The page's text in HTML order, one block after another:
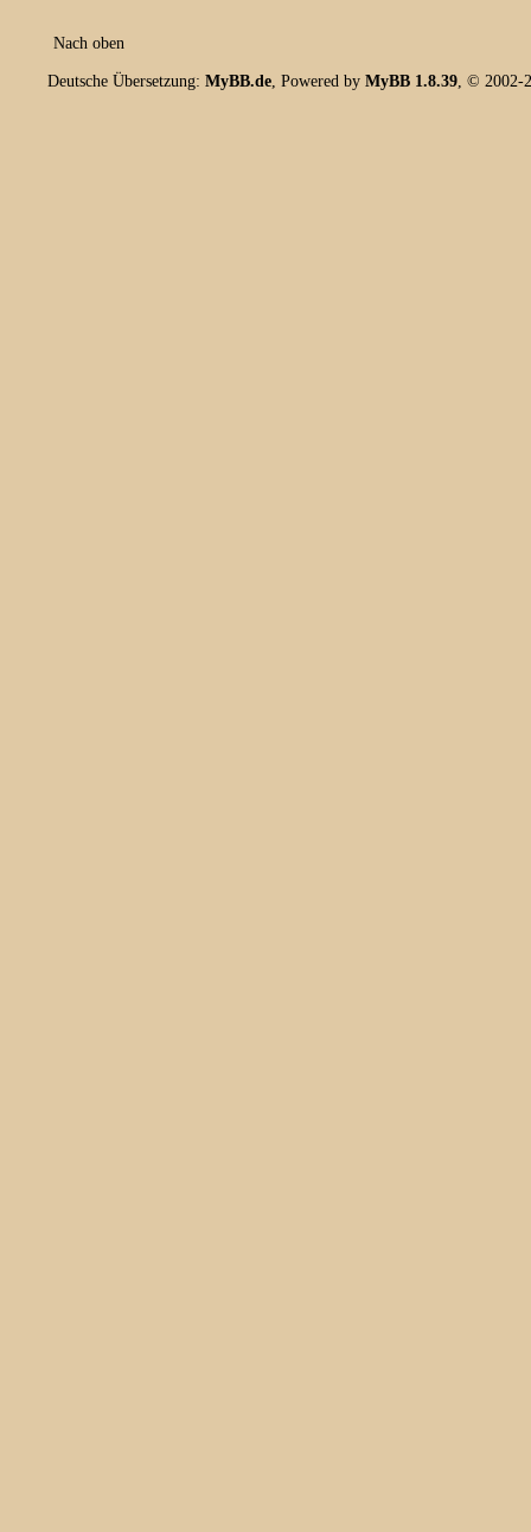
Nach oben
Deutsche Übersetzung: MyBB.de, Powered by MyBB 1.8.39, © 2002-